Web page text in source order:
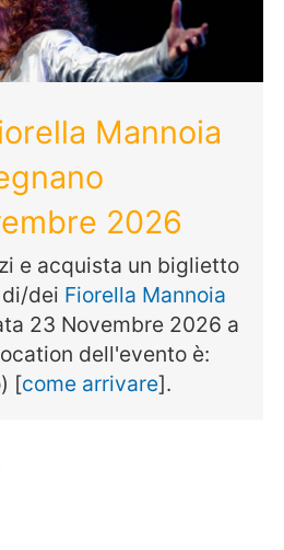
Mannoia
2026
e acquista un biglietto
dei Fiorella Mannoia
23 Novembre 2026 a
dell'evento è:
[come arrivare].